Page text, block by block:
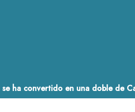
19 julio 2021
ha convertido en una doble de